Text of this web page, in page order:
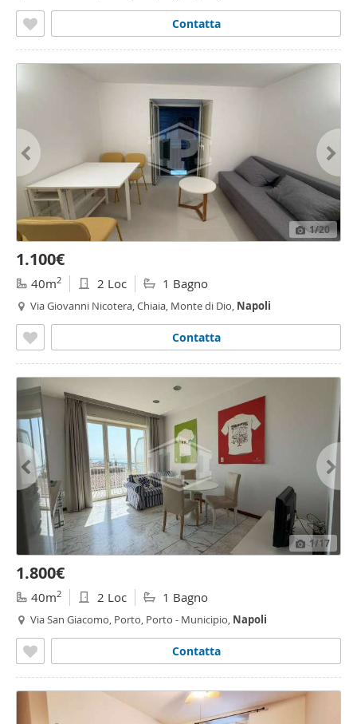
Contatta
1/20
1.100€
40m2 2 Loc 1 Bagno
Via Giovanni Nicotera, Chiaia, Monte di Dio, Napoli
Contatta
1/17
1.800€
40m2 2 Loc 1 Bagno
Via San Giacomo, Porto, Porto - Municipio, Napoli
Contatta